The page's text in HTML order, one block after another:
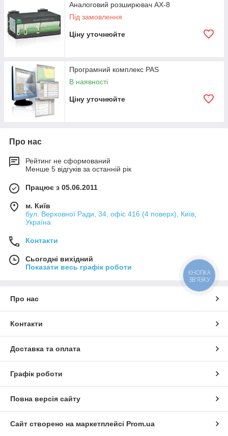
Аналоговий розширювач AX-8
Під замовлення
Ціну уточнюйте
Програмний комплекс PAS
В наявності
Ціну уточнюйте
Про нас
Рейтинг не сформований
Менше 5 відгуків за останній рік
Працює з 05.06.2011
м. Київ
бул. Верховної Ради, 34, офіс 416 (4 поверх), Київ,
Україна
Контакти
Сьогодні вихідний
Показати весь графік роботи
Про нас
Контакти
Доставка та оплата
Графік роботи
Повна версія сайту
Сайт створено на маркетплейсі Prom.ua
КНОПКА
ЗВ'ЯЗКУ